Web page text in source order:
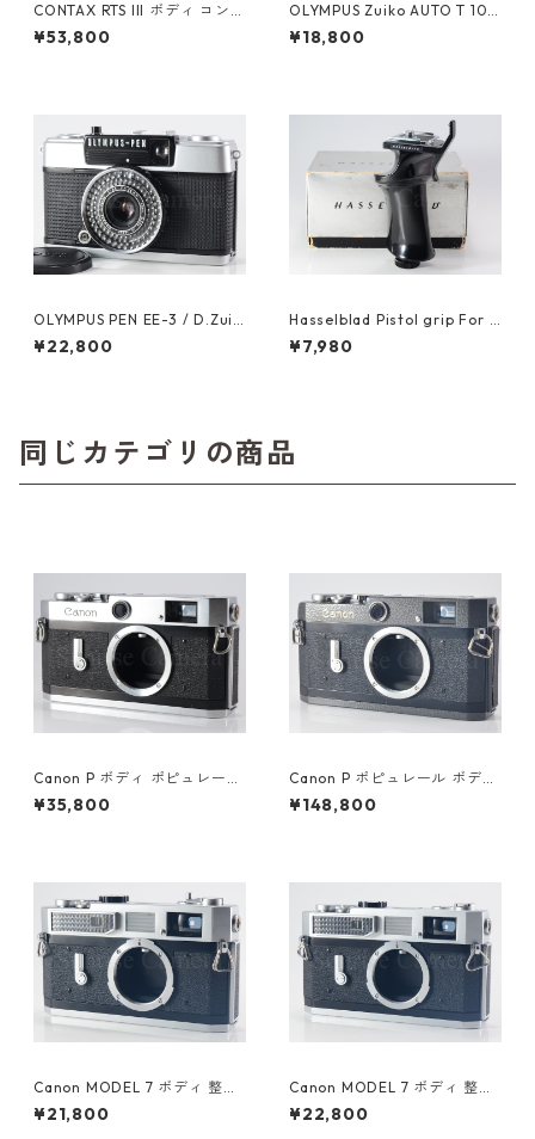
CONTAX RTS III ボディ コンタ
ックス（61257）
¥53,800
OLYMPUS Zuiko AUTO T 100
mm F2.8 整備済 オリンパス
（60909）
¥18,800
OLYMPUS PEN EE-3 / D.Zuik
o 28mm F3.5 オーバーホール
済 オリンパス (60593)
¥22,800
Hasselblad Pistol grip For 5
00EL/M, 500EL 46221 ハッ
セルブラッド (61431)
¥7,980
同じカテゴリの商品
Canon P ボディ ポピュレール
整備済 キヤノン (60753)
¥35,800
Canon P ポピュレール ボディ
ハンマートーン 後塗り キヤノ
ン (60354)
¥148,800
Canon MODEL 7 ボディ 整備
済 キヤノン (60045)
¥21,800
Canon MODEL 7 ボディ 整備
済 キヤノン (60048)
¥22,800